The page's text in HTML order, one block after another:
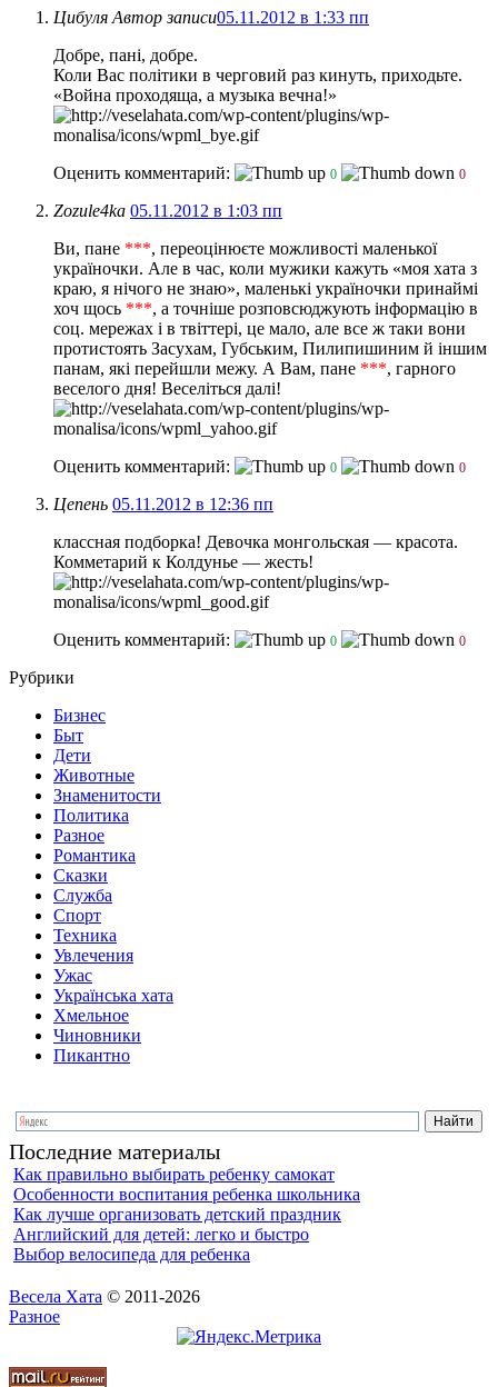
Цибуля Автор записи05.11.2012 в 1:33 пп
Добре, пані, добре.
Коли Вас політики в черговий раз кинуть, приходьте.
«Война проходяща, а музыка вечна!»
Оценить комментарий: 0 0
Zozule4ka 05.11.2012 в 1:03 пп
Ви, пане ***, переоцінюєте можливості маленької
україночки. Але в час, коли мужики кажуть «моя хата з
краю, я нічого не знаю», маленькі україночки принаймі
хоч щось ***, а точніше розповсюджують інформацію в
соц. мережах і в твіттері, це мало, але все ж таки вони
протистоять Засухам, Губським, Пилипишиним й іншим
панам, які перейшли межу. А Вам, пане ***, гарного
веселого дня! Веселіться далі!
Оценить комментарий: 0 0
Цепень 05.11.2012 в 12:36 пп
классная подборка! Девочка монгольская — красота.
Комметарий к Колдунье — жесть!
Оценить комментарий: 0 0
Рубрики
Бизнес
Быт
Дети
Животные
Знаменитости
Политика
Разное
Романтика
Сказки
Служба
Спорт
Техника
Увлечения
Ужас
Українська хата
Хмельное
Чиновники
Пикантно
Последние материалы
Как правильно выбирать ребенку самокат
Особенности воспитания ребенка школьника
Как лучше организовать детский праздник
Английский для детей: легко и быстро
Выбор велосипеда для ребенка
Весела Хата © 2011-2026
Разное